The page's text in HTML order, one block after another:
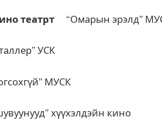
театрт “Омарын эрэлд”
МУСК
хүүхэлдэйн кино